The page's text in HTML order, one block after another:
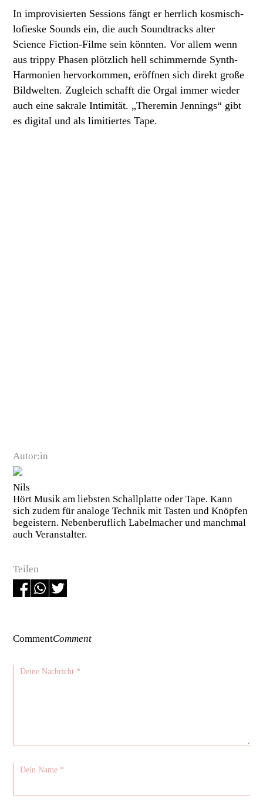
Autor:in
Nils
Hört Musik am liebsten Schallplatte oder Tape. Kann
sich zudem für analoge Technik mit Tasten und Knöpfen
begeistern. Nebenberuflich Labelmacher und manchmal
auch Veranstalter.
Teilen
In improvisierten Sessions fängt er herrlich kosmisch-
lofieske Sounds ein, die auch Soundtracks alter
Science Fiction-Filme sein könnten. Vor allem wenn
aus trippy Phasen plötzlich hell schimmernde Synth-
Harmonien hervorkommen, eröffnen sich direkt große
Bildwelten. Zugleich schafft die Orgal immer wieder
auch eine sakrale Intimität. „Theremin Jennings“ gibt
es digital und als limitiertes Tape.
CommentComment